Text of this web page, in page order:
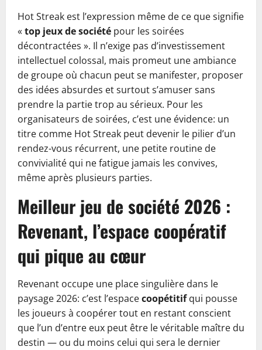
Hot Streak est l’expression même de ce que signifie
«top jeux de société pour les soirées
décontractées ». Il n’exige pas d’investissement
intellectuel colossal, mais promeut une ambiance
de groupe où chacun peut se manifester, proposer
des idées absurdes et surtout s’amuser sans
prendre la partie trop au sérieux. Pour les
organisateurs de soirées, c’est une évidence: un
titre comme Hot Streak peut devenir le pilier d’un
rendez-vous récurrent, une petite routine de
convivialité qui ne fatigue jamais les convives,
même après plusieurs parties.
Meilleur jeu de société 2026 :
Revenant, l’espace coopératif
qui pique au cœur
Revenant occupe une place singulière dans le
paysage 2026: c’est l’espacecoopétitifqui pousse
les joueurs à coopérer tout en restant conscient
que l’un d’entre eux peut être le véritable maître du
destin — ou du moins celui qui sera le dernier